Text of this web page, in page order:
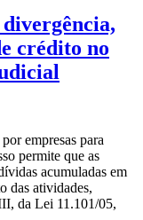
crédito no
empresas para
permite que as
acumuladas em
das atividades,
da Lei 11.101/05,